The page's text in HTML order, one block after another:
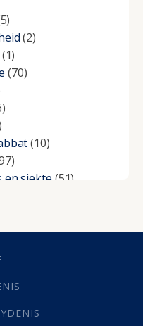
(2)
(70)
(10)
en siekte (51)
(10)